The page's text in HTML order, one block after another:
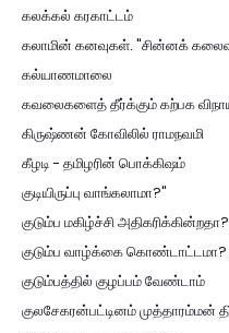
கலக்கல் கரகாட்டம்
கலாமின் கனவுகள். "சின்னக்
கல்யாணமாலை
கவலைகளைத் தீர்க்கும் கற்பக
கிருஷ்ணன் கோவிலில் ராமநவமி
கீழடி - தமிழரின் பொக்கிஷம்
குடியிருப்பு வாங்கலாமா?"
குடும்ப மகிழ்ச்சி
குடும்ப வாழ்க்கை கொண்டாட்டமா?
குடும்பத்தில் குழப்பம் வேண்டாம்
குலசேகரன்பட்டினம் முத்தாரம்மன்